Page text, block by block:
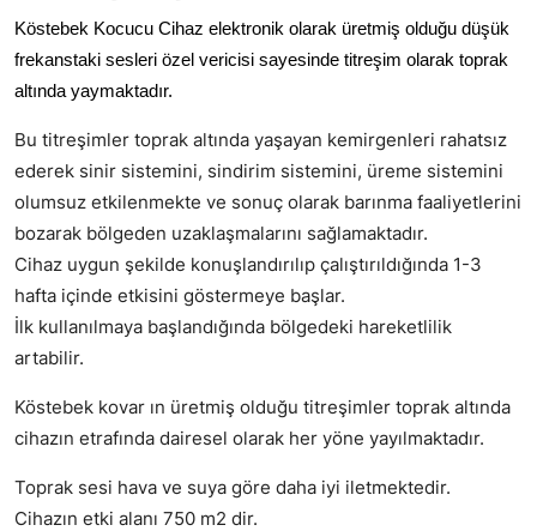
Köstebek Kocucu Cihaz elektronik olarak üretmiş olduğu düşük
frekanstaki sesleri özel vericisi sayesinde titreşim olarak toprak
altında yaymaktadır.
Bu titreşimler toprak altında yaşayan kemirgenleri rahatsız
ederek sinir sistemini, sindirim sistemini, üreme sistemini
olumsuz etkilenmekte ve sonuç olarak barınma faaliyetlerini
bozarak bölgeden uzaklaşmalarını sağlamaktadır.
Cihaz uygun şekilde konuşlandırılıp çalıştırıldığında 1-3
hafta içinde etkisini göstermeye başlar.
İlk kullanılmaya başlandığında bölgedeki hareketlilik
artabilir.
Köstebek kovar ın üretmiş olduğu titreşimler toprak altında
cihazın etrafında dairesel olarak her yöne yayılmaktadır.
Toprak sesi hava ve suya göre daha iyi iletmektedir.
Cihazın etki alanı 750 m2 dir.